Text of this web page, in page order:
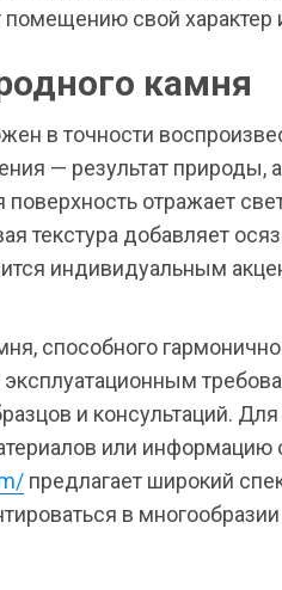
свой характер
камня
в точности
— результат природы,
отражает
текстура добавляет
индивидуальным
способного
и консультаций.
или информацию
предлагает широкий
в